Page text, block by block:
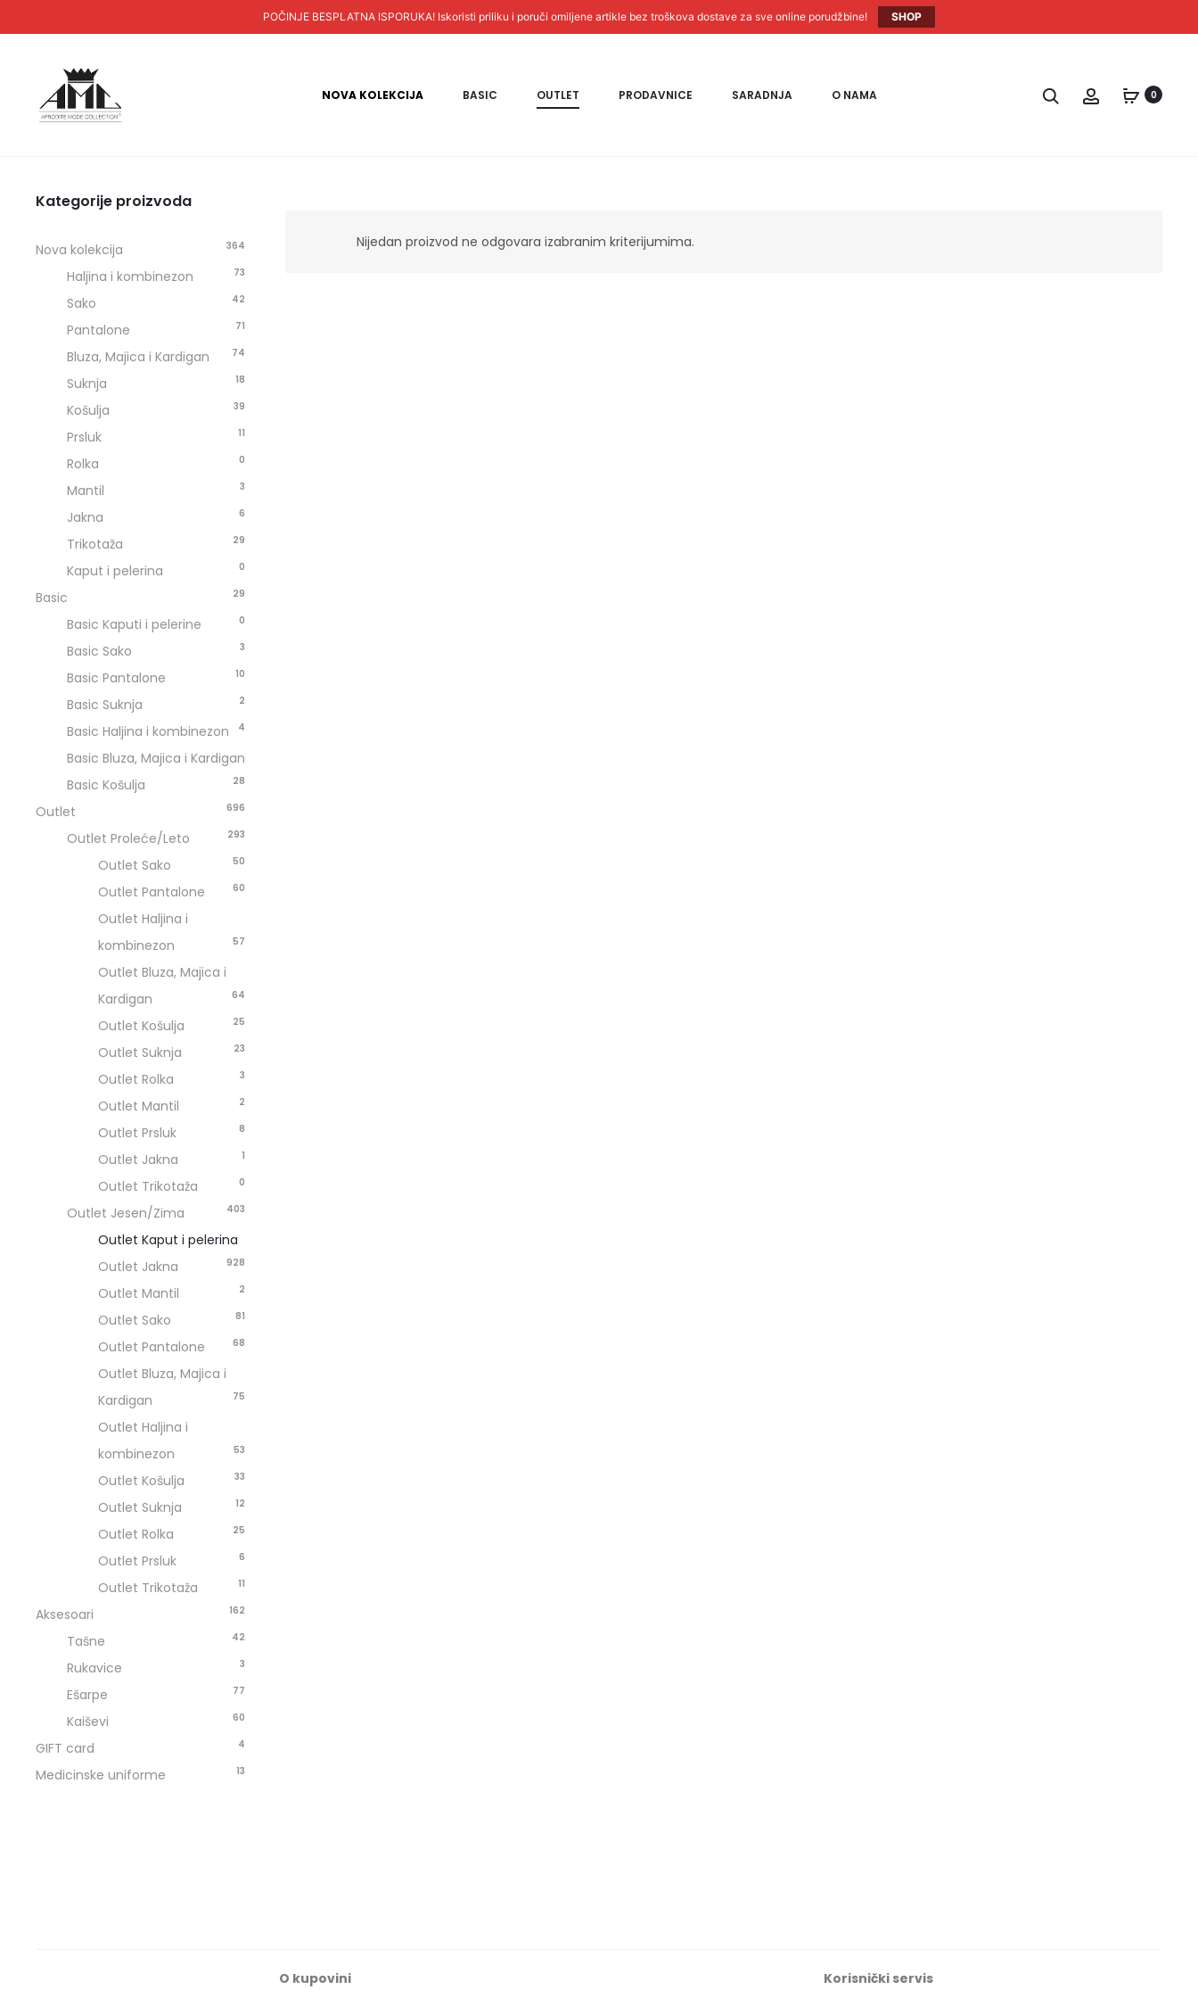
POČINJE BESPLATNA ISPORUKA! Iskoristi priliku i poruči omiljene artikle bez troškova dostave za sve online porudžbine! SHOP
NOVA KOLEKCIJA BASIC OUTLET PRODAVNICE SARADNJA O NAMA 0
Nijedan proizvod ne odgovara izabranim kriterijumima.
Kategorije proizvoda
Nova kolekcija 364
Haljina i kombinezon 73
Sako 42
Pantalone 71
Bluza, Majica i Kardigan 74
Suknja 18
Košulja 39
Prsluk 11
Rolka 0
Mantil 3
Jakna 6
Trikotaža 29
Kaput i pelerina 0
Basic 29
Basic Kaputi i pelerine 0
Basic Sako 3
Basic Pantalone 10
Basic Suknja 2
Basic Haljina i kombinezon 4
Basic Bluza, Majica i Kardigan
8
Basic Košulja 2
Outlet 696
Outlet Proleće/Leto 293
Outlet Sako 50
Outlet Pantalone 60
Outlet Haljina i
kombinezon
57
Outlet Bluza, Majica i
Kardigan
64
Outlet Košulja 25
Outlet Suknja 23
Outlet Rolka 3
Outlet Mantil 2
Outlet Prsluk 8
Outlet Jakna 1
Outlet Trikotaža 0
Outlet Jesen/Zima 403
Outlet Kaput i pelerina
28
Outlet Jakna 9
Outlet Mantil 2
Outlet Sako 81
Outlet Pantalone 68
Outlet Bluza, Majica i
Kardigan
75
Outlet Haljina i
kombinezon
53
Outlet Košulja 33
Outlet Suknja 12
Outlet Rolka 25
Outlet Prsluk 6
Outlet Trikotaža 11
Aksesoari 162
Tašne 42
Rukavice 3
Ešarpe 77
Kaiševi 60
GIFT card 4
Medicinske uniforme 13
O kupovini
Korisnički servis